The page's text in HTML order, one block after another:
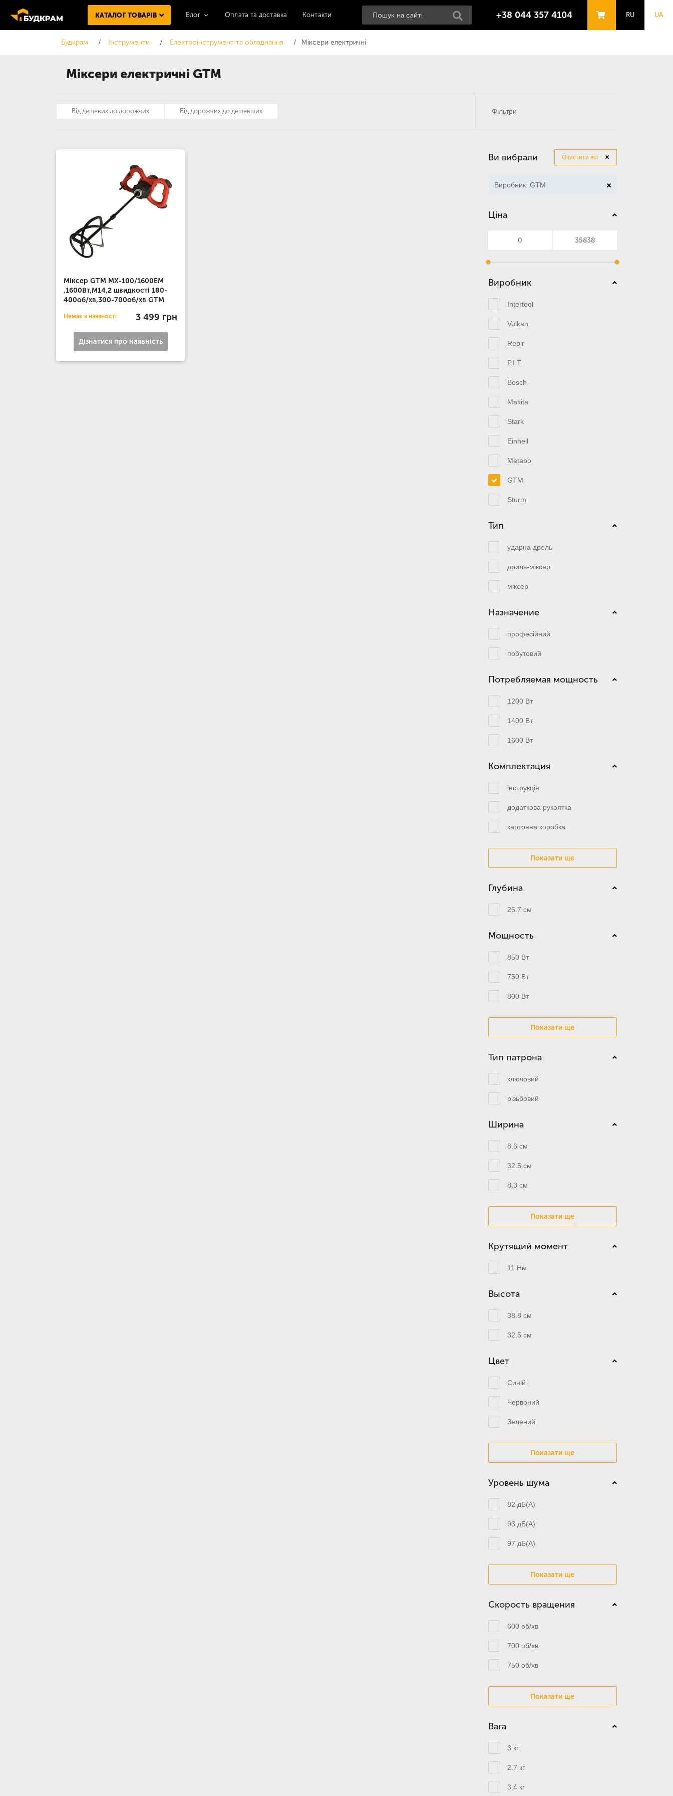
Міксери електричні GTM
КАТАЛОГ ТОВАРІВ Блог Оплата та доставка Контакти +38 044 357 4104 RU UA
Будкрам Інструменти Електроінструмент та обладнання Міксери електричні
Міксер GTM MX-100/1600EM
,1600Вт,М14,2 швидкості 180-
400об/хв,300-700об/хв GTM
Немає в наявності 3 499 грн
Дізнатися про наявність
Ви вибрали Очистити всі
Виробник: GTM
Ціна
Виробник
Intertool
Vulkan
Rebir
P.I.T.
Bosch
Makita
Stark
Einhell
Metabo
GTM
Sturm
Тип
ударна дрель
дриль-міксер
міксер
Назначение
професійний
побутовий
Потребляемая мощность
1200 Вт
1400 Вт
1600 Вт
Комплектация
інструкція
додаткова рукоятка
картонна коробка
Показати ще
Глубина
26.7 см
Мощность
850 Вт
750 Вт
800 Вт
Показати ще
Тип патрона
ключовий
різьбовий
Ширина
8.6 см
32.5 см
8.3 см
Показати ще
Крутящий момент
11 Нм
Высота
38.8 см
32.5 см
Цвет
Синій
Червоний
Зелений
Показати ще
Уровень шума
82 дБ(А)
93 дБ(А)
97 дБ(А)
Показати ще
Скорость вращения
600 об/хв
700 об/хв
750 об/хв
Показати ще
Вага
3 кг
2.7 кг
3.4 кг
Від дешевих до дорожчих Від дорожчих до дешевших Фільтри